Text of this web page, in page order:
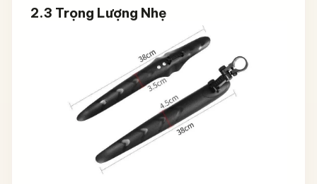
2.3 Trọng Lượng Nhẹ